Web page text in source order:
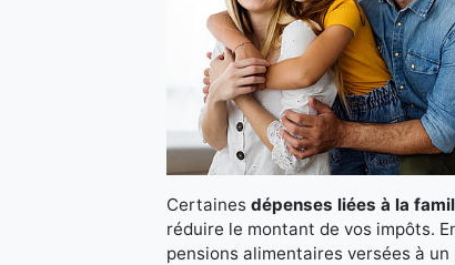
Certaines dépenses liées à la
réduire le montant de vos impôts.
pensions alimentaires versées à